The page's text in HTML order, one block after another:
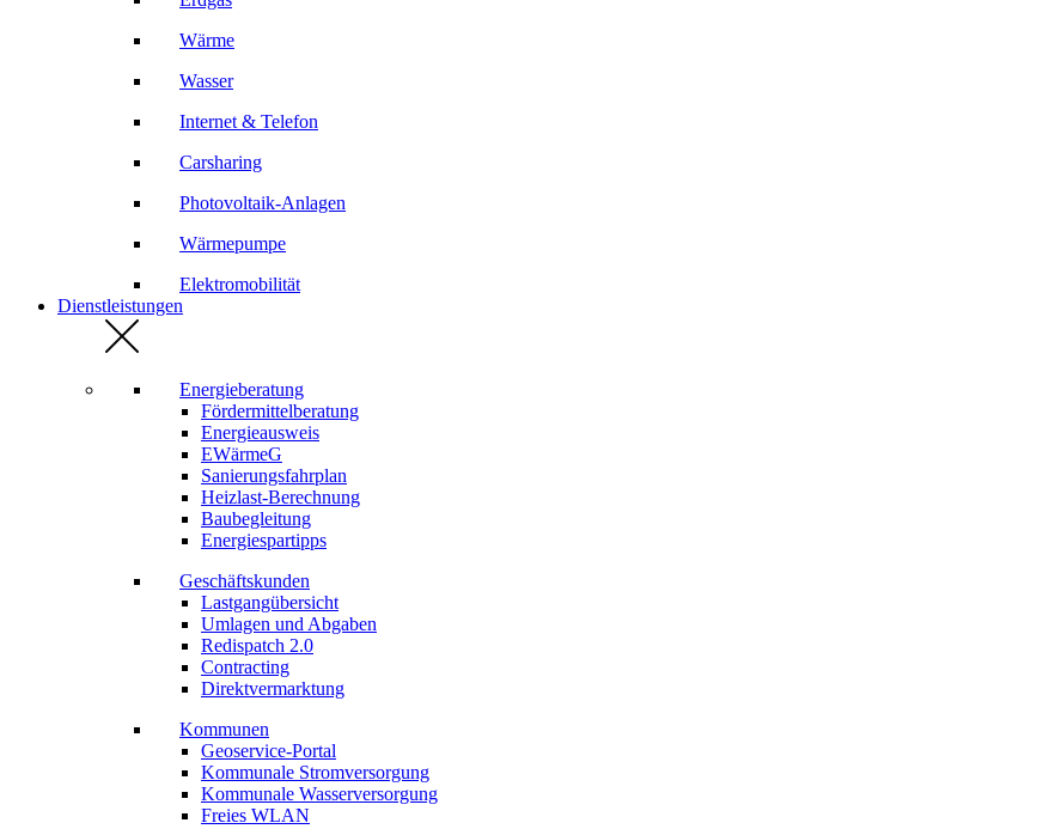
Wärme
Wasser
Internet & Telefon
Carsharing
Photovoltaik-Anlagen
Wärmepumpe
Elektromobilität
Dienstleistungen
Energieberatung
Fördermittelberatung
Energieausweis
EWärmeG
Sanierungsfahrplan
Heizlast-Berechnung
Baubegleitung
Energiespartipps
Geschäftskunden
Lastgangübersicht
Umlagen und Abgaben
Redispatch 2.0
Contracting
Direktvermarktung
Kommunen
Geoservice-Portal
Kommunale Stromversorgung
Kommunale Wasserversorgung
Freies WLAN